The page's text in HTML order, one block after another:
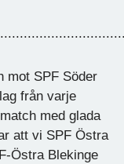
mot SPF Söder
från varje
med glada
att vi SPF Östra
Östra Blekinge